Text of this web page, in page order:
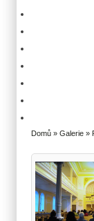
Domů » Galerie »